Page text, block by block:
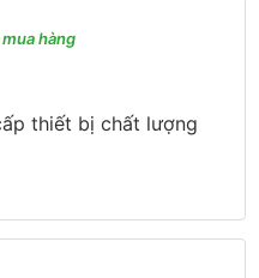
hàng
thiết bị chất lượng